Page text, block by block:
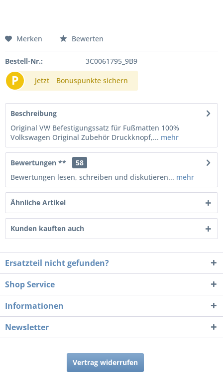
Merken Bewerten
Bestell-Nr.: 3C0061795_9B9
P Jetzt Bonuspunkte sichern
Beschreibung
Original VW Befestigungssatz für Fußmatten 100%
Volkswagen Original Zubehör Druckknopf,... mehr
Bewertungen **
58
Bewertungen lesen, schreiben und diskutieren... mehr
Ähnliche Artikel
Kunden kauften auch
Ersatzteil nicht gefunden?
Shop Service
Informationen
Newsletter
Vertrag widerrufen